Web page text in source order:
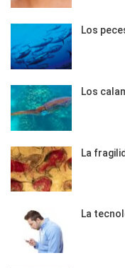
Los
Los
La
La